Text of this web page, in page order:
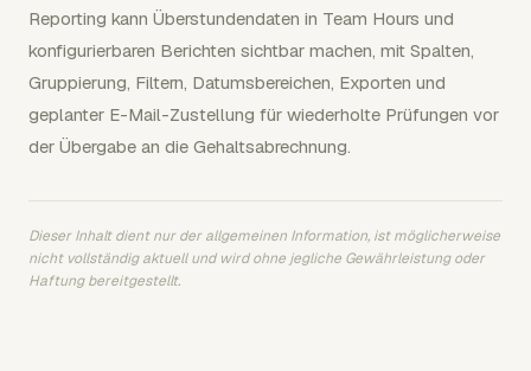
Reporting kann Überstundendaten in Team Hours und
konfigurierbaren Berichten sichtbar machen, mit Spalten,
Gruppierung, Filtern, Datumsbereichen, Exporten und
geplanter E-Mail-Zustellung für wiederholte Prüfungen vor
der Übergabe an die Gehaltsabrechnung.
Dieser Inhalt dient nur der allgemeinen Information, ist möglicherweise
nicht vollständig aktuell und wird ohne jegliche Gewährleistung oder
Haftung bereitgestellt.